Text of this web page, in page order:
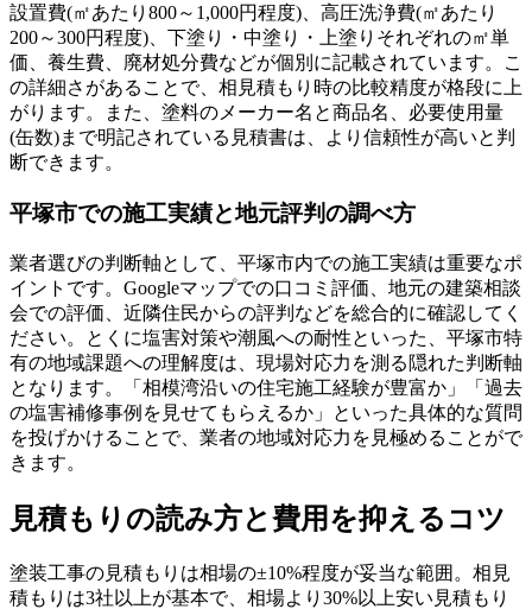
設置費(㎡あたり800～1,000円程度)、高圧洗浄費(㎡あたり
200～300円程度)、下塗り・中塗り・上塗りそれぞれの㎡単
価、養生費、廃材処分費などが個別に記載されています。こ
の詳細さがあることで、相見積もり時の比較精度が格段に上
がります。また、塗料のメーカー名と商品名、必要使用量
(缶数)まで明記されている見積書は、より信頼性が高いと判
断できます。
平塚市での施工実績と地元評判の調べ方
業者選びの判断軸として、平塚市内での施工実績は重要なポ
イントです。Googleマップでの口コミ評価、地元の建築相談
会での評価、近隣住民からの評判などを総合的に確認してく
ださい。とくに塩害対策や潮風への耐性といった、平塚市特
有の地域課題への理解度は、現場対応力を測る隠れた判断軸
となります。「相模湾沿いの住宅施工経験が豊富か」「過去
の塩害補修事例を見せてもらえるか」といった具体的な質問
を投げかけることで、業者の地域対応力を見極めることがで
きます。
見積もりの読み方と費用を抑えるコツ
塗装工事の見積もりは相場の±10%程度が妥当な範囲。相見
積もりは3社以上が基本で、相場より30%以上安い見積もり